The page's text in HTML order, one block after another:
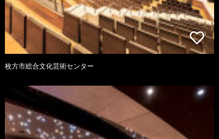
枚方市総合文化芸術センター